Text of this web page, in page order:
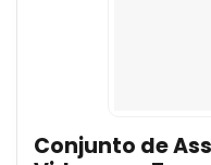
Conjunto de